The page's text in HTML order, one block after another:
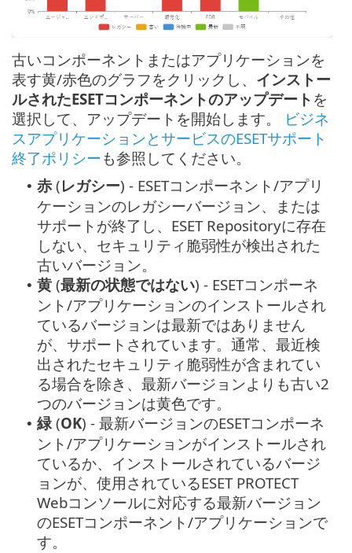
古いコンポーネントまたはアプリケーションを
表す黄/赤色のグラフをクリックし、 インストー
ルされたESETコンポーネントのアップデート を
選択して、アップデートを開始します。
ビジネ
スアプリケーションとサービスのESETサポート
終了ポリシーも参照してください。
• 赤 (レガシー) - ESETコンポーネント/アプリ
ケーションのレガシーバージョン、または
サポートが終了し、ESET Repositoryに存在
しない、セキュリティ脆弱性が検出された
古いバージョン。
• 黄 (最新の状態ではない) - ESETコンポーネ
ント/アプリケーションのインストールされ
ているバージョンは最新ではありません
が、サポートされています。通常、最近検
出されたセキュリティ脆弱性が含まれてい
る場合を除き、最新バージョンよりも古い2
つのバージョンは黄色です。
• 緑(OK) - 最新バージョンのESETコンポーネ
ント/アプリケーションがインストールされ
ているか、インストールされているバージ
ョンが、使用されているESET PROTECT
Webコンソールに対応する最新バージョン
のESETコンポーネント/アプリケーションで
す。